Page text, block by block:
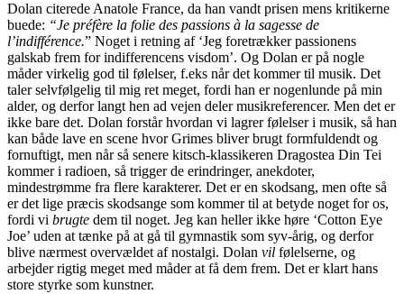
Dolan citerede Anatole France, da han vandt prisen mens kritikerne
buede: “Je préfère la folie des passions à la sagesse de
l’indifférence.” Noget i retning af ‘Jeg foretrækker passionens
galskab frem for indifferencens visdom’. Og Dolan er på nogle
måder virkelig god til følelser, f.eks når det kommer til musik. Det
taler selvfølgelig til mig ret meget, fordi han er nogenlunde på min
alder, og derfor langt hen ad vejen deler musikreferencer. Men det er
ikke bare det. Dolan forstår hvordan vi lagrer følelser i musik, så han
kan både lave en scene hvor Grimes bliver brugt formfuldendt og
fornuftigt, men når så senere kitsch-klassikeren Dragostea Din Tei
kommer i radioen, så trigger de erindringer, anekdoter,
mindestrømme fra flere karakterer. Det er en skodsang, men ofte så
er det lige præcis skodsange som kommer til at betyde noget for os,
fordi vi brugte dem til noget. Jeg kan heller ikke høre ‘Cotton Eye
Joe’ uden at tænke på at gå til gymnastik som syv-årig, og derfor
blive nærmest overvældet af nostalgi. Dolan vil følelserne, og
arbejder rigtig meget med måder at få dem frem. Det er klart hans
store styrke som kunstner.